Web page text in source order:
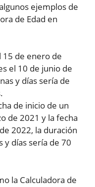
ejemplos de
de Edad en
15 de enero de
el 10 de junio de
y días sería de
de inicio de un
de 2021 y la fecha
2022, la duración
y días sería de 70
la Calculadora de